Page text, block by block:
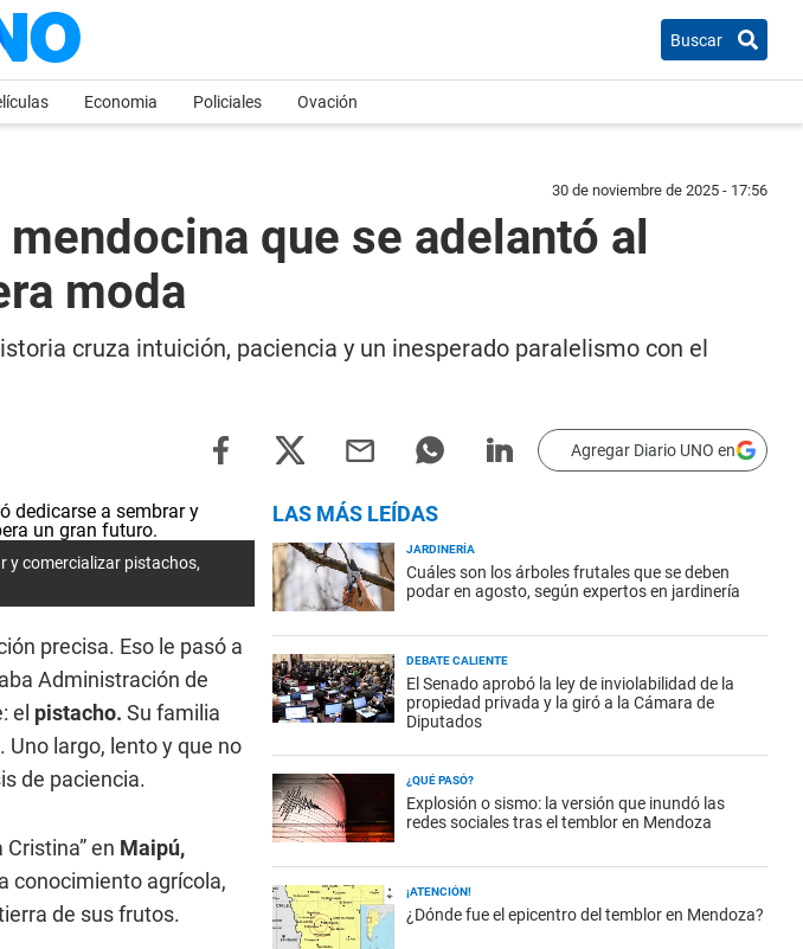
Buscar
Economia Policiales Ovación
30 de noviembre de 2025 - 17:56
que se adelantó al
moda
cruza intuición, paciencia y un inesperado paralelismo con el
Agregar Diario UNO en
y comercializar pistachos,
precisa. Eso le pasó a
Administración de
el pistacho. Su familia
largo, lento y que no
de paciencia.
en Maipú,
conocimiento agrícola,
de sus frutos.
LAS MÁS LEÍDAS
JARDINERÍA
Cuáles son los árboles frutales que se deben
podar en agosto, según expertos en jardinería
DEBATE CALIENTE
El Senado aprobó la ley de inviolabilidad de la
propiedad privada y la giró a la Cámara de
Diputados
¿QUÉ PASÓ?
Explosión o sismo: la versión que inundó las
redes sociales tras el temblor en Mendoza
¡ATENCIÓN!
¿Dónde fue el epicentro del temblor en Mendoza?